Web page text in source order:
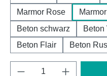
Marmor Rose
Beton schwarz
Beton
Beton Flair
Beton
Produkt Anzahl: